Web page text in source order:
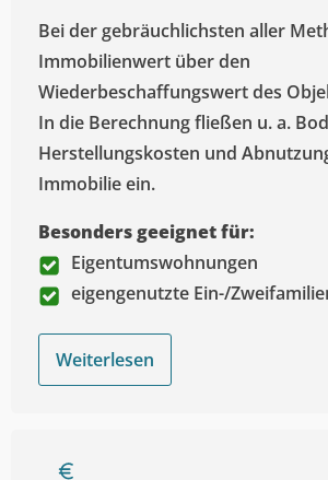
Bei der gebräuchlichsten aller
Immobilienwert über den
Wiederbeschaffungswert des
In die Berechnung fließen u. a.
Herstellungskosten und
Immobilie ein.
Besonders geeignet für:
Eigentumswohnungen
eigengenutzte Ein-/
Weiterlesen